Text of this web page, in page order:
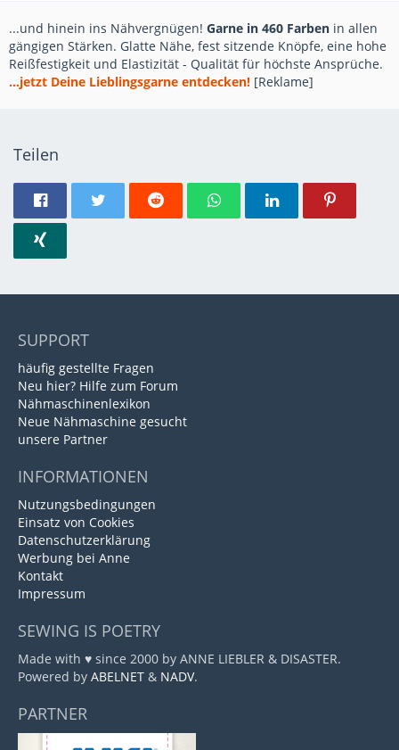
...und hinein ins Nähvergnügen! Garne in 460 Farben in allen
gängigen Stärken. Glatte Nähe, fest sitzende Knöpfe, eine hohe
Reißfestigkeit und Elastizität - Qualität für höchste Ansprüche.
...jetzt Deine Lieblingsgarne entdecken! [Reklame]
Teilen
SUPPORT
häufig gestellte Fragen
Neu hier? Hilfe zum Forum
Nähmaschinenlexikon
Neue Nähmaschine gesucht
unsere Partner
INFORMATIONEN
Nutzungsbedingungen
Einsatz von Cookies
Datenschutzerklärung
Werbung bei Anne
Kontakt
Impressum
SEWING IS POETRY
Made with ♥ since 2000 by ANNE LIEBLER & DISASTER.
Powered by ABELNET & NADV.
PARTNER